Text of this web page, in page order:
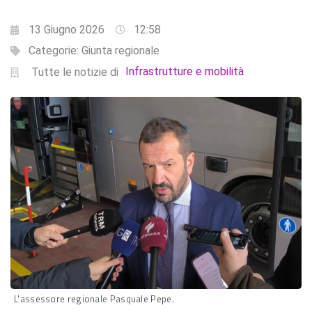
13 Giugno 2026
12:58
Categorie: Giunta regionale
Tutte le notizie di
Infrastrutture e mobilità
L'assessore regionale Pasquale Pepe.